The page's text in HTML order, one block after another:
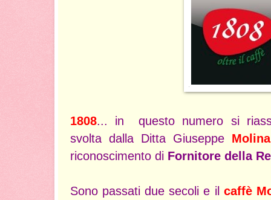
1808... in questo numero si
svolta dalla Ditta Giuseppe
riconoscimento di Fornitore della
Sono passati due secoli e il caffè